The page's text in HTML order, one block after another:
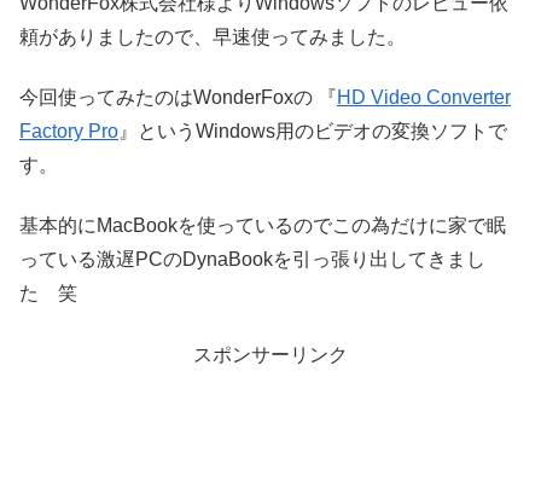
頼がありましたので、早速使ってみました。
今回使ってみたのはWonderFoxの 『HD Video Converter
Factory Pro 』というWindows用のビデオの変換ソフトで
す。
基本的にMacBookを使っているのでこの為だけに家で眠
っている激遅PCのDynaBookを引っ張り出してきまし
た 笑
スポンサーリンク